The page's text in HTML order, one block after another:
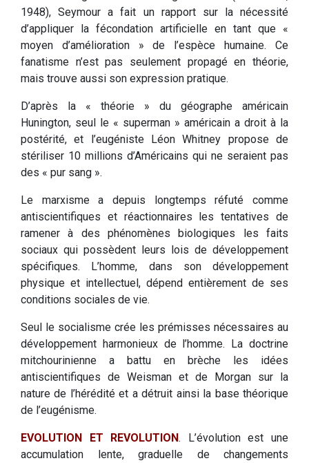
1948), Seymour a fait un rapport sur la nécessité
d’appliquer la fécondation artificielle en tant que «
moyen d’amélioration » de l’espèce humaine. Ce
fanatisme n’est pas seulement propagé en théorie,
mais trouve aussi son expression pratique.
D’après la « théorie » du géographe américain
Hunington, seul le « superman » américain a droit à la
postérité, et l’eugéniste Léon Whitney propose de
stériliser 10 millions d’Américains qui ne seraient pas
des « pur sang ».
Le marxisme a depuis longtemps réfuté comme
antiscientifiques et réactionnaires les tentatives de
ramener à des phénomènes biologiques les faits
sociaux qui possèdent leurs lois de développement
spécifiques. L’homme, dans son développement
physique et intellectuel, dépend entièrement de ses
conditions sociales de vie.
Seul le socialisme crée les prémisses nécessaires au
développement harmonieux de l’homme. La doctrine
mitchourinienne a battu en brèche les idées
antiscientifiques de Weisman et de Morgan sur la
nature de l’hérédité et a détruit ainsi la base théorique
de l’eugénisme.
EVOLUTION ET REVOLUTION. L’évolution est une
accumulation lente, graduelle de changements